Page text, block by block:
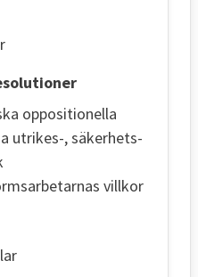
oppositionella
utrikes-, säkerhets-
villkor